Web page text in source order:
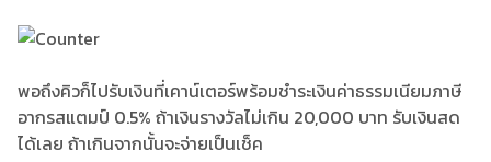
พอถึงคิวก็ไปรับเงินที่เคาน์เตอร์พร้อมชำระเงินค่าธรรมเนียมภาษี
อากรสแตมป์ 0.5% ถ้าเงินรางวัลไม่เกิน 20,000 บาท รับเงินสด
ได้เลย ถ้าเกินจากนั้นจะจ่ายเป็นเช็ค